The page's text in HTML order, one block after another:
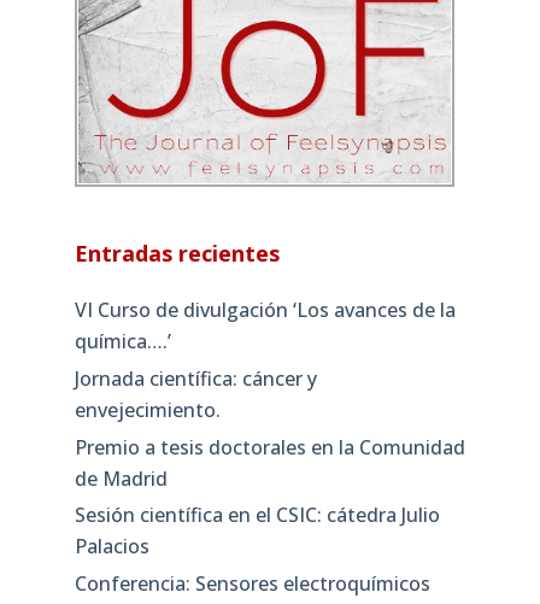
Entradas recientes
VI Curso de divulgación ‘Los avances de la
química….’
Jornada científica: cáncer y
envejecimiento.
Premio a tesis doctorales en la Comunidad
de Madrid
Sesión científica en el CSIC: cátedra Julio
Palacios
Conferencia: Sensores electroquímicos